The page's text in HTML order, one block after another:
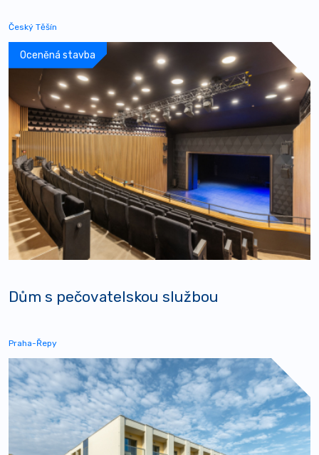
Český Těšín
Oceněná stavba
Dům s pečovatelskou službou
Praha-Řepy